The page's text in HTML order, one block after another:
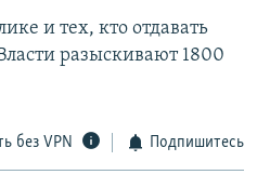
и тех, кто отдавать
разыскивают 1800
без VPN Подпишитесь